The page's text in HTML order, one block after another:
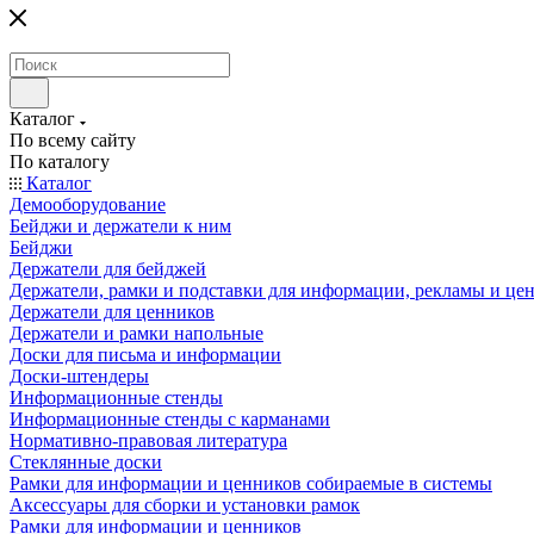
Каталог
По всему сайту
По каталогу
Каталог
Демооборудование
Бейджи и держатели к ним
Бейджи
Держатели для бейджей
Держатели, рамки и подставки для информации, рекламы и
Держатели для ценников
Держатели и рамки напольные
Доски для письма и информации
Доски-штендеры
Информационные стенды
Информационные стенды с карманами
Нормативно-правовая литература
Стеклянные доски
Рамки для информации и ценников собираемые в системы
Аксессуары для сборки и установки рамок
Рамки для информации и ценников